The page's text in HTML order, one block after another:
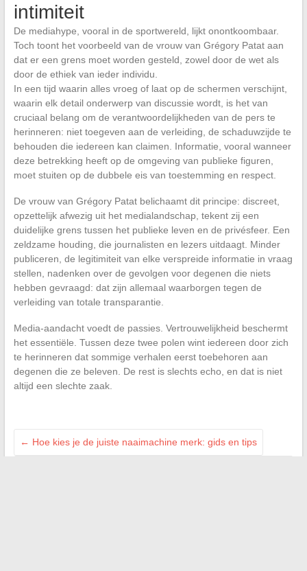
intimiteit
De mediahype, vooral in de sportwereld, lijkt onontkoombaar.
Toch toont het voorbeeld van de vrouw van Grégory Patat aan
dat er een grens moet worden gesteld, zowel door de wet als
door de ethiek van ieder individu.
In een tijd waarin alles vroeg of laat op de schermen verschijnt,
waarin elk detail onderwerp van discussie wordt, is het van
cruciaal belang om de verantwoordelijkheden van de pers te
herinneren: niet toegeven aan de verleiding, de schaduwzijde te
behouden die iedereen kan claimen. Informatie, vooral wanneer
deze betrekking heeft op de omgeving van publieke figuren,
moet stuiten op de dubbele eis van toestemming en respect.
De vrouw van Grégory Patat belichaamt dit principe: discreet,
opzettelijk afwezig uit het medialandschap, tekent zij een
duidelijke grens tussen het publieke leven en de privésfeer. Een
zeldzame houding, die journalisten en lezers uitdaagt. Minder
publiceren, de legitimiteit van elke verspreide informatie in vraag
stellen, nadenken over de gevolgen voor degenen die niets
hebben gevraagd: dat zijn allemaal waarborgen tegen de
verleiding van totale transparantie.
Media-aandacht voedt de passies. Vertrouwelijkheid beschermt
het essentiële. Tussen deze twee polen wint iedereen door zich
te herinneren dat sommige verhalen eerst toebehoren aan
degenen die ze beleven. De rest is slechts echo, en dat is niet
altijd een slechte zaak.
← Hoe kies je de juiste naaimachine merk: gids en tips